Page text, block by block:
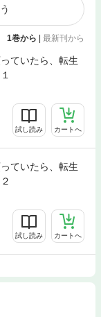
1巻から | 最新刊から
ていたら、転生
試し読み カートへ
ていたら、転生
試し読み カートへ